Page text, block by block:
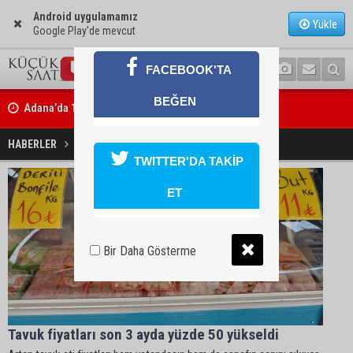
Android uygulamamız
Google Play'de mevcut
Yükle
Adana’da 12 bin 73 afet konutu ve köy evi inşa edildi
HABERLER Yüzde 50 arttı Haberleri
Tavuk fiyatları son 3 ayda yüzde 50 yükseldi
FACEBOOK'TA
BEĞEN
TWITTER'DA TAKİP
ET
Bir Daha Gösterme